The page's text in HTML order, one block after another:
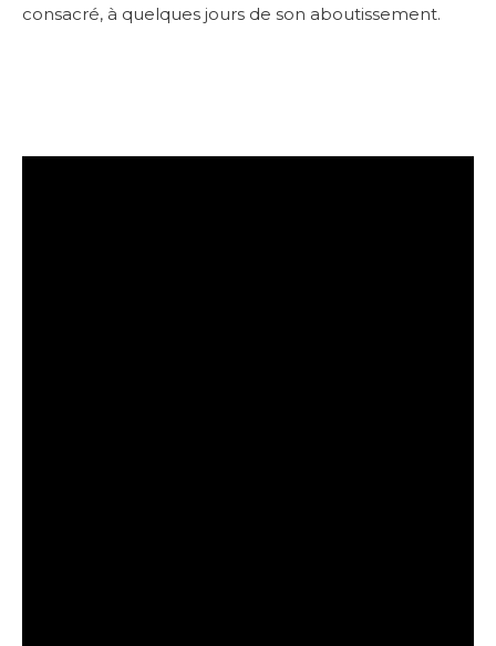
consacré, à quelques jours de son aboutissement.